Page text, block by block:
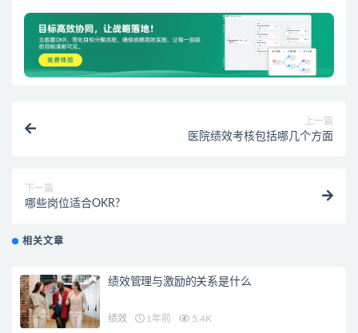
上一篇
医院绩效考核包括哪几个方面
下一篇
哪些岗位适合OKR?
相关文章
绩效管理与激励的关系是什么
绩效 1年前 5.4K